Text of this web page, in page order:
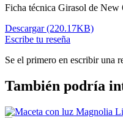
Ficha técnica Girasol de New
Descargar (220.17KB)
Escribe tu reseña
Se el primero en escribir una
También podría